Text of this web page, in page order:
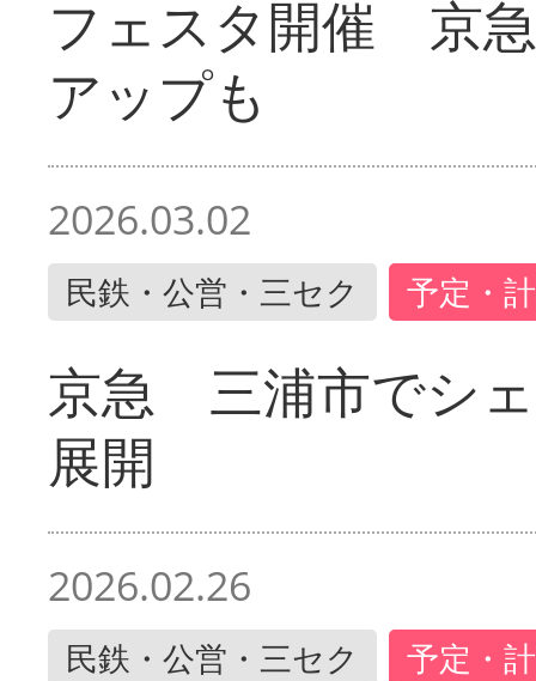
フェスタ開催 京
アップも
2026.03.02
民鉄・公営・三セク 予定・
京急 三浦市でシ
展開
2026.02.26
民鉄・公営・三セク 予定・